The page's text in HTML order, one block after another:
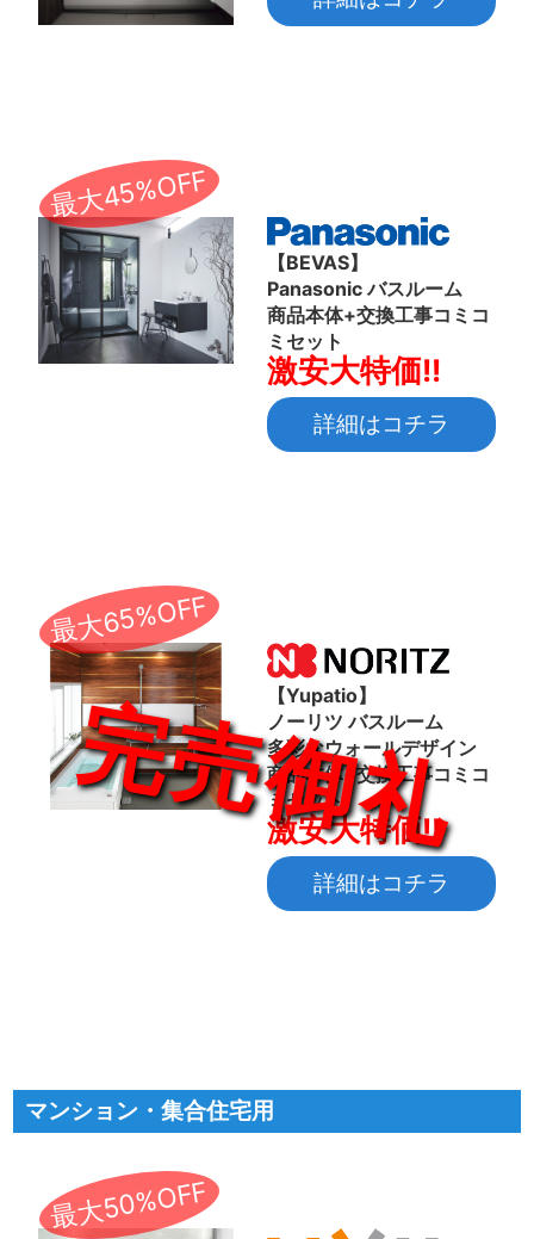
最大45%OFF
【BEVAS】
Panasonic バスルーム
商品本体+交換工事コミコ
ミセット
激安大特価!!
詳細はコチラ
最大65%OFF
【Yupatio】
ノーリツ バスルーム
多彩なウォールデザイン
商品本体+交換工事コミコ
ミセット
激安大特価!!
詳細はコチラ
マンション・集合住宅用
最大50%OFF